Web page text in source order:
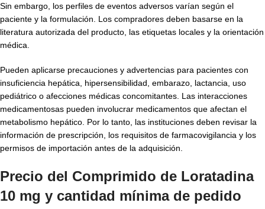
Sin embargo, los perfiles de eventos adversos varían según el
paciente y la formulación. Los compradores deben basarse en la
literatura autorizada del producto, las etiquetas locales y la orientación
médica.
Pueden aplicarse precauciones y advertencias para pacientes con
insuficiencia hepática, hipersensibilidad, embarazo, lactancia, uso
pediátrico o afecciones médicas concomitantes. Las interacciones
medicamentosas pueden involucrar medicamentos que afectan el
metabolismo hepático. Por lo tanto, las instituciones deben revisar la
información de prescripción, los requisitos de farmacovigilancia y los
permisos de importación antes de la adquisición.
Precio del Comprimido de Loratadina
10 mg y cantidad mínima de pedido